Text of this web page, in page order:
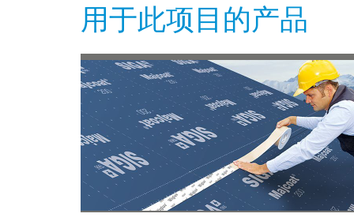
用于此项目的产品